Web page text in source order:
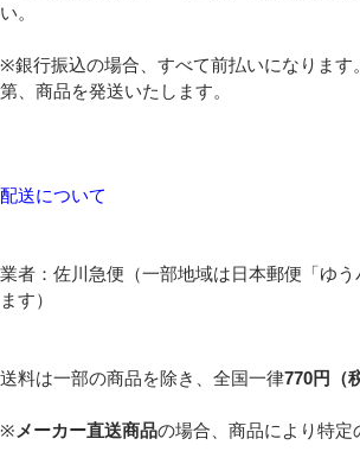
い。
※銀行振込の場合、すべて前払いになります
第、商品を発送いたします。
配送について
業者：佐川急便（一部地域は日本郵便「ゆ
ます）
送料は一部の商品を除き、全国一律770円（
※ メーカー直送商品の場合、商品により特定